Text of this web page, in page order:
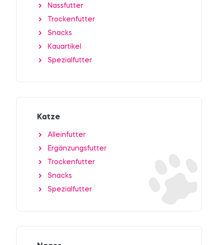
Nassfutter
Trockenfutter
Snacks
Kauartikel
Spezialfutter
Katze
Alleinfutter
Ergänzungsfutter
Trockenfutter
Snacks
Spezialfutter